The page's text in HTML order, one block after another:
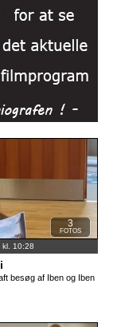
kl. 10:28
3
FOTOS
besøg af Iben og Iben